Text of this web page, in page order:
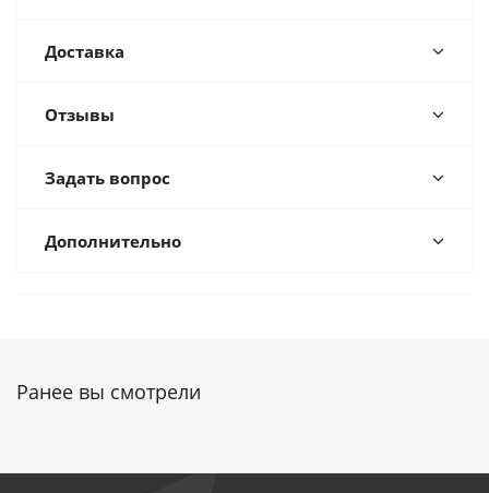
Доставка
Отзывы
Задать вопрос
Дополнительно
Ранее вы смотрели